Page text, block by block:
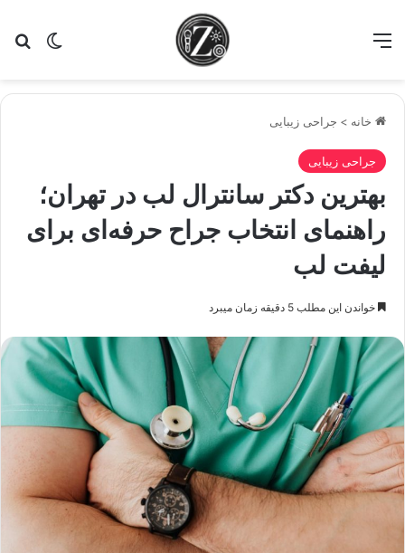
تغییر منو
خانه > جراحی زیبایی
جراحی زیبایی
بهترین دکتر سانترال لب در تهران؛
راهنمای انتخاب جراح حرفه‌ای برای
لیفت لب
خواندن این مطلب 5 دقیقه زمان میبرد